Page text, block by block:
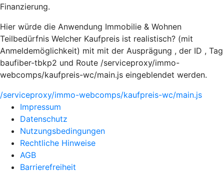
Finanzierung.
Hier würde die Anwendung Immobilie & Wohnen
Teilbedürfnis Welcher Kaufpreis ist realistisch? (mit
Anmeldemöglichkeit) mit mit der Ausprägung , der ID , Tag
baufiber-tbkp2 und Route /serviceproxy/immo-
webcomps/kaufpreis-wc/main.js eingeblendet werden.
/serviceproxy/immo-webcomps/kaufpreis-wc/main.js
Impressum
Datenschutz
Nutzungsbedingungen
Rechtliche Hinweise
AGB
Barrierefreiheit